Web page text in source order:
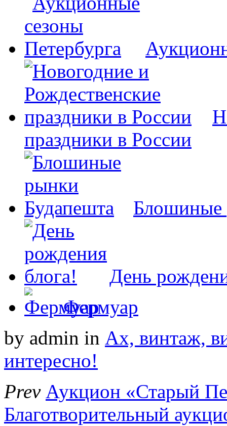
праздники в России
Блошиные
День
Фермуар
by admin in Ах, винтаж,
интересно!
Prev Аукцион «Старый
Благотворительный